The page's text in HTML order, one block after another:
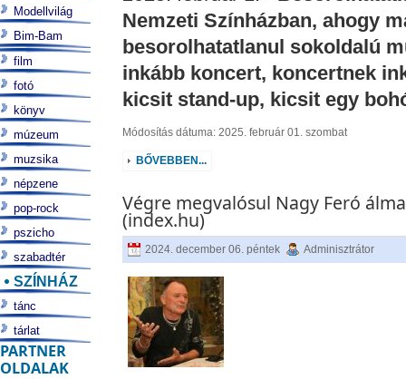
Nemzeti Színházban, ahogy
besorolhatatlanul sokoldalú
inkább koncert, koncertnek
kicsit stand-up, kicsit egy
Módosítás dátuma: 2025. február 01. szombat
BŐVEBBEN...
Végre megvalósul Nagy Feró álma
(index.hu)
2024. december 06. péntek Adminisztrátor
Modellvilág
Bim-Bam
film
fotó
könyv
múzeum
muzsika
népzene
pop-rock
pszicho
szabadtér
SZÍNHÁZ
tánc
tárlat
PARTNER
OLDALAK